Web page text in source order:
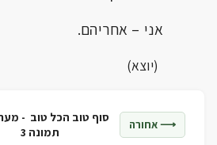
אני – אחריהם.
(יוצא)
⟶ אחורה סוף טוב הכל טוב -
תמונה 3